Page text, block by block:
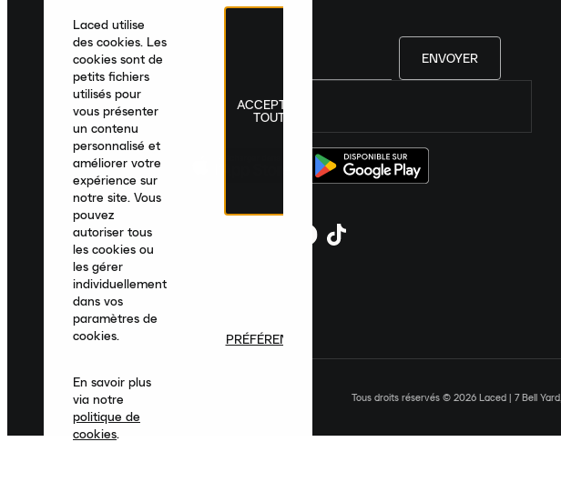
ENVOYER
France|Français
Tous droits réservés © 2026 Laced | 7 Bell
Laced utilise
des cookies. Les
cookies sont de
petits fichiers
utilisés pour
vous présenter
un contenu
personnalisé et
améliorer votre
expérience sur
notre site. Vous
pouvez
autoriser tous
les cookies ou
les gérer
individuellement
dans vos
paramètres de
cookies.
En savoir plus
via notre
politique de
cookies.
ACCEPTER
TOUT
PRÉFÉRENCES